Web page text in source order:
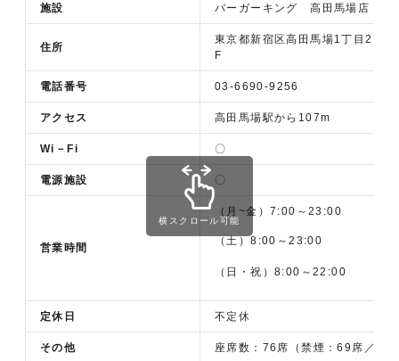
施設 バーガーキング 高田馬場店
住所
東京都新宿区高田馬場1丁目
F
電話番号 03-6690-9256
アクセス 高田馬場駅から107m
Wi－Fi 〇
電源施設 〇
営業時間
（月~金）7:00～23:00
（土）8:00～23:00
（日・祝）8:00～22:00
定休日 不定休
その他 座席数：76席（禁煙：69席／喫
横スクロール可能